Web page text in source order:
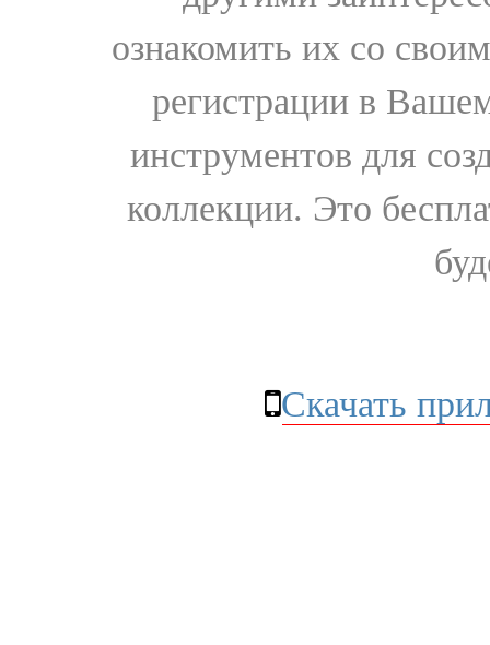
ознакомить их со
регистрации в
инструментов для
коллекции. Это
Скачать